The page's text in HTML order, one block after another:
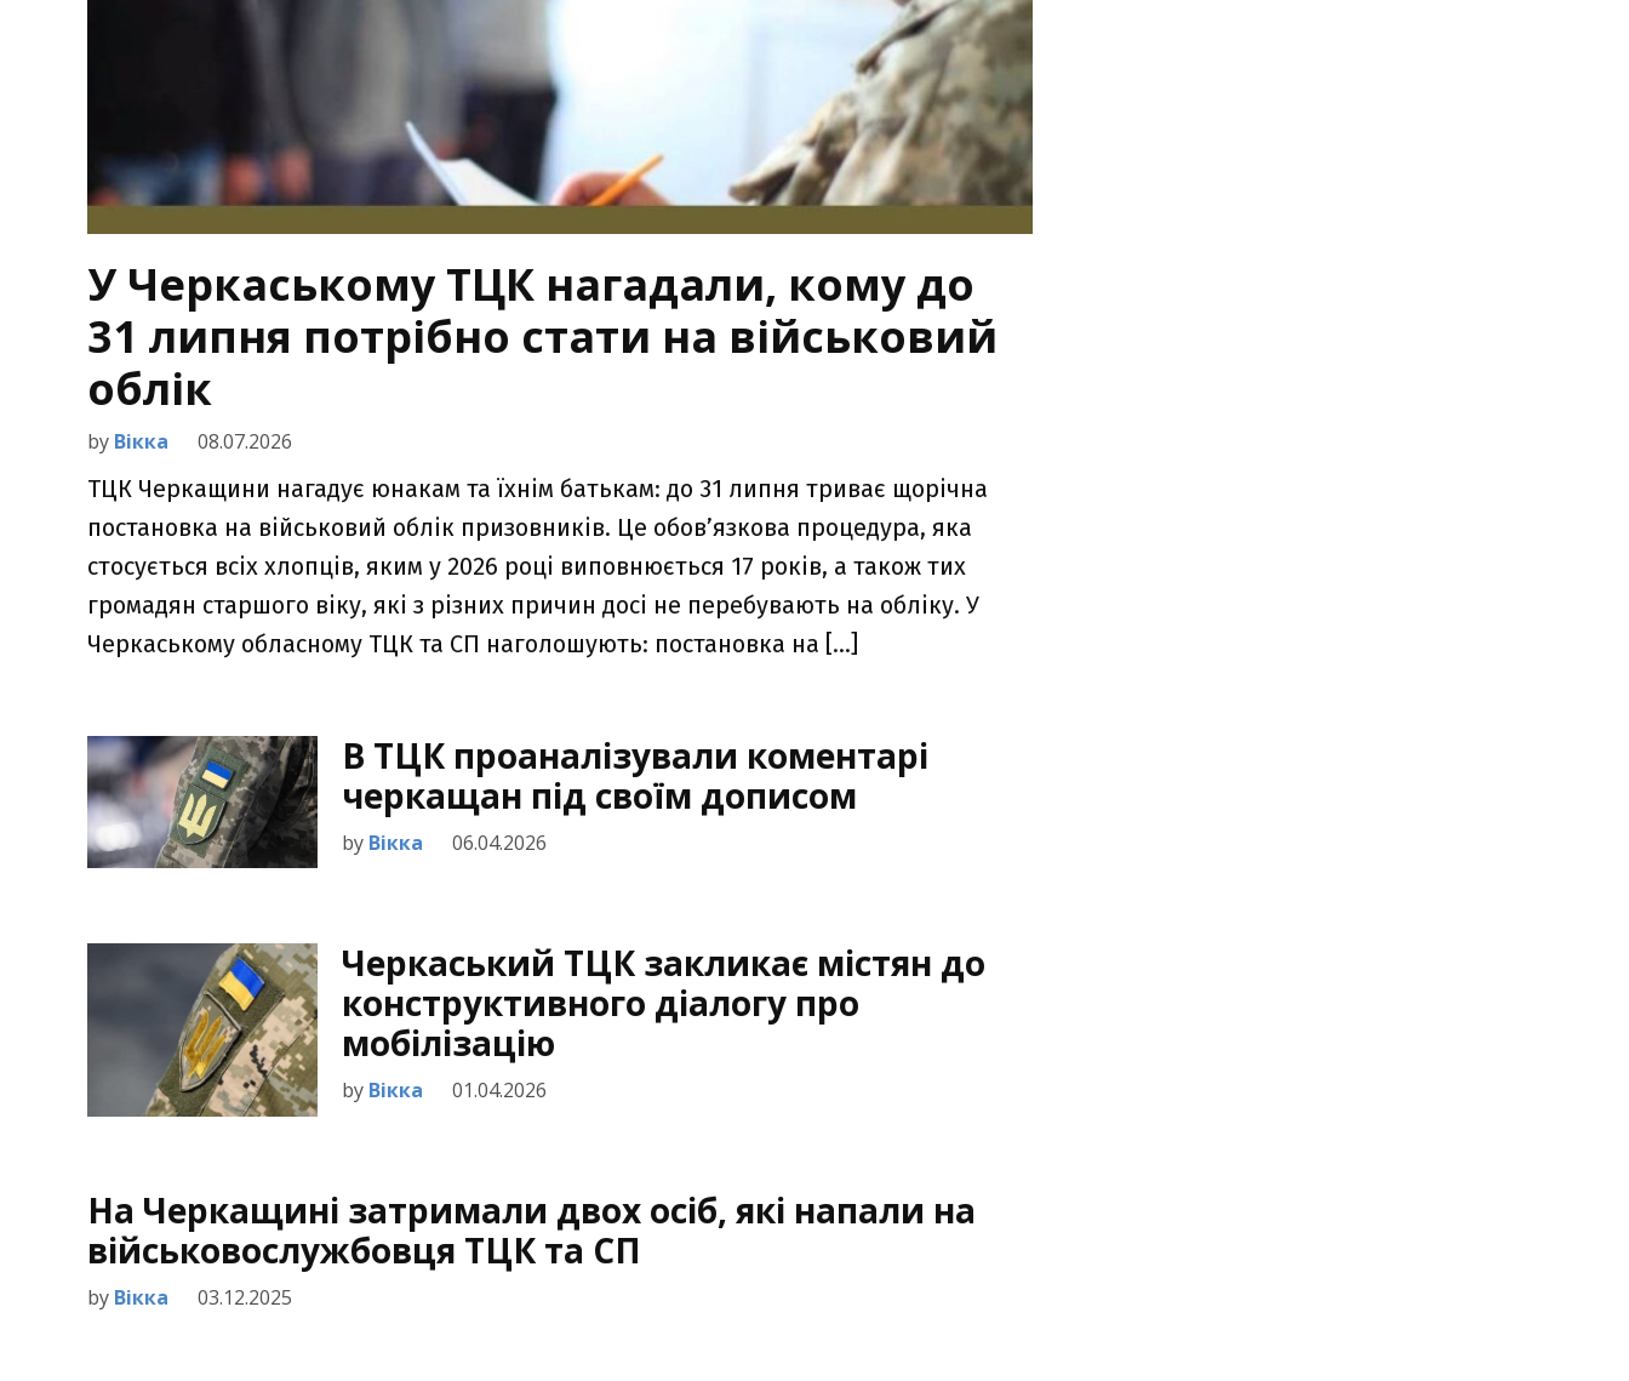
У Черкаському ТЦК нагадали, кому до
31 липня потрібно стати на військовий
облік
by Вікка 08.07.2026
ТЦК Черкащини нагадує юнакам та їхнім батькам: до 31 липня триває щорічна
постановка на військовий облік призовників. Це обов’язкова процедура, яка
стосується всіх хлопців, яким у 2026 році виповнюється 17 років, а також тих
громадян старшого віку, які з різних причин досі не перебувають на обліку. У
Черкаському обласному ТЦК та СП наголошують: постановка на […]
В ТЦК проаналізували коментарі
черкащан під своїм дописом
by Вікка 06.04.2026
Черкаський ТЦК закликає містян до
конструктивного діалогу про
мобілізацію
by Вікка 01.04.2026
На Черкащині затримали двох осіб, які напали на
військовослужбовця ТЦК та СП
by Вікка 03.12.2025